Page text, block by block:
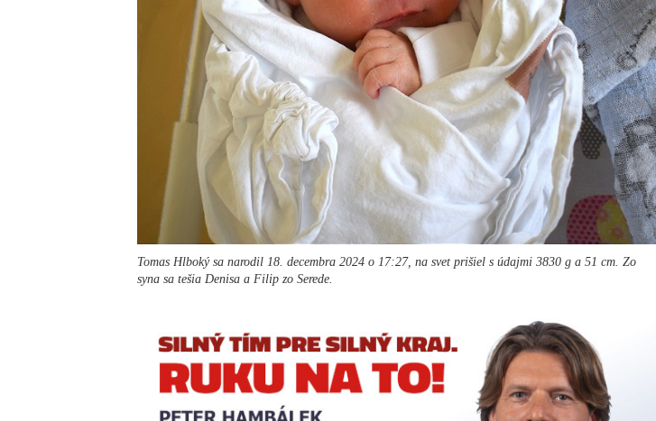
Tomas Hlboký sa narodil 18. decembra 2024 o 17:27, na svet prišiel s údajmi 3830 g a 51 cm. Zo
syna sa tešia Denisa a Filip zo Serede.